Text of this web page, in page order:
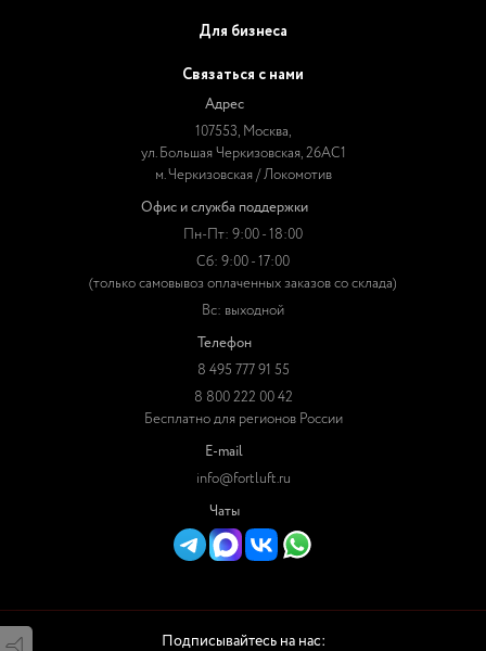
Для бизнеса
Связаться с нами
Адрес
107553, Москва,
ул. Большая Черкизовская, 26АС1
м. Черкизовская / Локомотив
Офис и служба поддержки
Пн-Пт: 9:00 - 18:00
Сб: 9:00 - 17:00
(только самовывоз оплаченных заказов со склада)
Вс: выходной
Телефон
8 495 777 91 55
8 800 222 00 42
Бесплатно для регионов России
E-mail
info@fortluft.ru
Чаты
Подписывайтесь на нас: